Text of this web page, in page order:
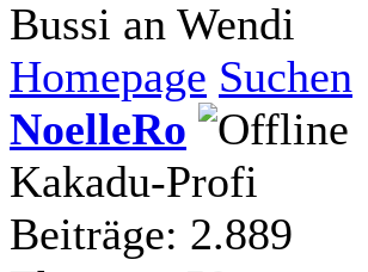
Bussi an Wendi
Homepage Suchen
NoelleRo
Kakadu-Profi
Beiträge: 2.889